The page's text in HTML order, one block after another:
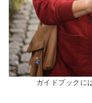
ガイドブックに